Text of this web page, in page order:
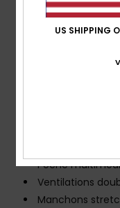
Coutures
critiques
Poche
Ventilations
Manchons
US SHIPPING